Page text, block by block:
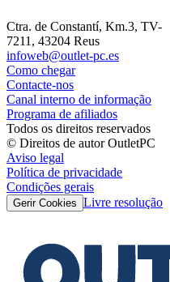
Ctra. de Constantí, Km.3, TV-
7211, 43204 Reus
infoweb@outlet-pc.es
Como chegar
Contacte-nos
Canal interno de informação
Programa de afiliados
Todos os direitos reservados
© Direitos de autor OutletPC
Aviso legal
Política de privacidade
Condições gerais
Gerir Cookies Livre resolução